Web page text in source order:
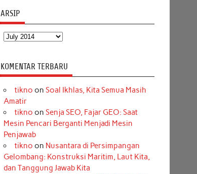
ARSIP
Arsip
KOMENTAR TERBARU
tikno on Soal Ikhlas, Kita Semua Masih
Amatir
tikno on Senja SEO, Fajar GEO: Saat
Mesin Pencari Berganti Menjadi Mesin
Penjawab
tikno on Nusantara di Persimpangan
Gelombang: Konstruksi Maritim, Laut Kita,
dan Tanggung Jawab Kita